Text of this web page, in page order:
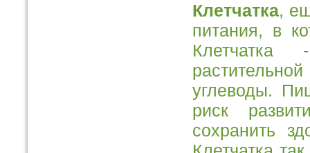
Клетчатка,
питания, в
Клетчатка
углеводы.
риск
сохранить